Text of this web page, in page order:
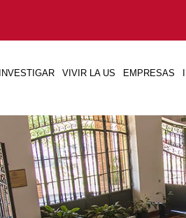
INVESTIGAR VIVIR LA US EMPRESAS